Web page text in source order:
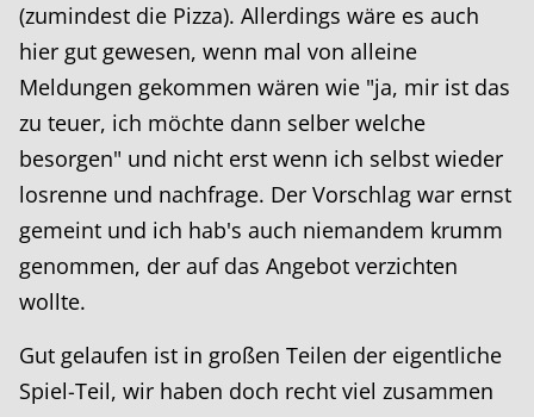
(zumindest die Pizza). Allerdings wäre es auch
hier gut gewesen, wenn mal von alleine
Meldungen gekommen wären wie "ja, mir ist das
zu teuer, ich möchte dann selber welche
besorgen" und nicht erst wenn ich selbst wieder
losrenne und nachfrage. Der Vorschlag war ernst
gemeint und ich hab's auch niemandem krumm
genommen, der auf das Angebot verzichten
wollte.
Gut gelaufen ist in großen Teilen der eigentliche
Spiel-Teil, wir haben doch recht viel zusammen